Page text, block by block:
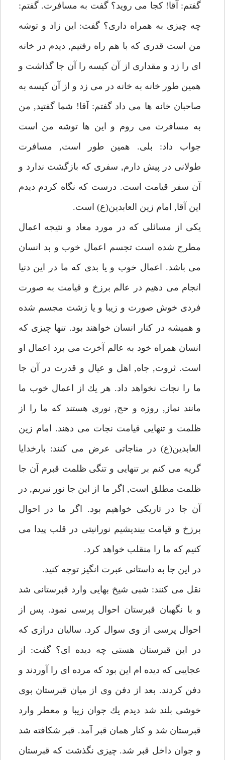
گفتم: آقا! كجا مى رويد؟ گفت به مسافرت. گفتم:
چه چيزى به همراه دارى؟ گفت: اين زاد و توشه
من است قدرى كه با هم راه رفتيم, ديدم در خانه
اى را زد و مقدارى از آن كيسه را آن جا گذاشت و
همين طور خانه به خانه در مى زد و از آن كيسه به
صاحبان خانه ها مى داد گفتم: آقا! شما گفتيد, من
به مسافرت مى روم و اين ها توشه من است
جواب داد: بلى. همين طور است, مسافرت
طولانى در پيش دارم, سفرى كه بازگشت ندارد و
آن سفر قيامت است. درست كه نگاه كردم ديدم
اين آقا, امام زين العابدين(ع) است.
يكى از مسائلى كه در مورد معاد و نتيجه اعمال
مطرح شده است تجسم اعمال خوب و بد انسان
مى باشد. اعمال خوب و يا بدى كه ما در اين دنيا
انجام مى دهيم در عالم برزخ و قيامت به صورت
فردى خوش صورت و زيبا و يا زشت مجسم شده
و هميشه در كنار انسان خواهند بود. تنها چيزى كه
انسان همراه خود به عالم آخرت مى برد اعمال او
است. ثروت, جاه, اهل و عيال و قدرت در آن جا
ما را نجات نخواهد داد. هر يك از اعمال خوب ما
مانند نماز, روزه و حج, نورى هستند كه ما را از
ظلمت و تنهايى قيامت نجات مى دهند. امام زين
العابدين(ع) در مناجاتى عرض مى كنند: بارخدايا
گريه مى كنم بر تنهايى و تنگى ظلمت قبرم آن جا
ظلمت مطلق است, اگر ما از اين جا نور نبريم, در
آن جا در تاريكى خواهيم بود. اگر ما در احوال
برزخ و قيامت بينديشيم نورانيتى در قلب پيدا مى
كنيم كه ما را منقلب خواهد كرد.
در اين جا به داستانى عبرت انگيز توجه كنيد.
نقل مى كنند: شبى شيخ بهايى وارد قبرستانى شد
و با نگهبان قبرستان احوال پرسى نمود. پس از
احوال پرسى از وى سوال كرد. ساليان درازى كه
در اين قبرستان هستى چه ديده اى؟ گفت: از
عجايبى كه ديده ام اين بود كه مرده اى را آوردند و
دفن كردند. بعد از دفن وى از ميان قبرستان بوى
خوشى بلند شد ديدم يك جوان زيبا و معطر وارد
قبرستان شد و كنار همان قبر آمد. قبر شكافته شد
و جوان داخل قبر شد. چيزى نگذشت كه قبرستان